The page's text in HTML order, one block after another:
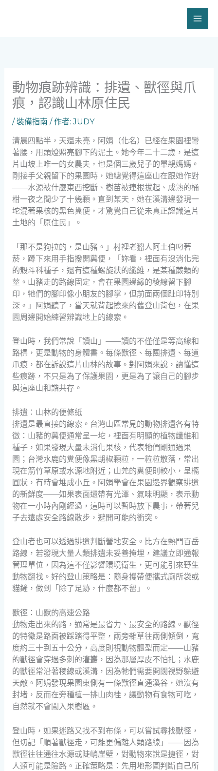
動物痕跡辨識：排遺、獸徑與爪
痕，認識山林原住民
/裝備指南 / 作者:JUDY
清晨四點半，天還未亮，阿娟（化名）已經在果園裡彎
著腰，用頭燈照亮腳下的泥土。她今年二十二歲，是這
片山坡上唯一的女農夫，也是個三歲兒子的單親媽媽。
剛接手父親留下的果園時，她總覺得這座山在跟她作對
——水源被什麼東西挖斷、樹苗被連根拔起、成熟的桶
柑一夜之間少了十幾顆。直到某天，她在溪溝邊發現一
坨混著果核的黑色糞便，才驚覺自己從未真正認識這片
土地的「原住民」。
「那不是狗拉的，是山豬。」村裡老獵人阿土伯叼著
菸，蹲下來用手指撥開糞便，「妳看，裡面有沒消化完
的殼斗科種子，還有這種螺旋狀的纖維，是某種蕨類的
莖。山豬走的路線固定，會在果園邊緣的稜線留下腳
印，牠們的腳印像小朋友的腳掌，但前面兩個趾印特別
深。」阿娟聽了，當天就背起撿來的舊登山背包，在果
園周邊開始練習辨識地上的線索。
登山時，我們常說「讀山」——讀的不僅僅是等高線和
路標，更是動物的身體書。每條獸徑、每團排遺、每道
爪痕，都在訴說這片山林的故事。對阿娟來說，讀懂這
些痕跡，不只是為了保護果園，更是為了讓自己的腳步
與這座山和諧共存。
排遺：山林的便條紙
排遺是最直接的線索。台灣山區常見的動物排遺各有特
徵：山豬的糞便通常呈一坨，裡面有明顯的植物纖維和
種子，如果發現大量未消化果核，代表牠們剛通過果
園；台灣水鹿的糞便像黑胡椒顆粒，一粒粒散落，常出
現在箭竹草原或水源地附近；山羌的糞便則較小，呈橢
圓狀，有時會堆成小丘。阿娟學會在果園邊界觀察排遺
的新鮮度——如果表面還帶有光澤、氣味明顯，表示動
物在一小時內剛經過，這時可以暫時放下農事，帶著兒
子去遠處安全路線散步，避開可能的衝突。
登山者也可以透過排遺判斷營地安全。比方在熱門百岳
路線，若發現大量人類排遺未妥善掩埋，建議立即通報
管理單位，因為這不僅影響環境衛生，更可能引來野生
動物翻找。好的登山策略是：隨身攜帶便攜式廁所袋或
貓鏟，做到「除了足跡，什麼都不留」。
獸徑：山獸的高速公路
動物走出來的路，通常是最省力、最安全的路線。獸徑
的特徵是路面被踩踏得平整，兩旁雜草往兩側傾倒，寬
度約三十到五十公分，高度則視動物體型而定——山豬
的獸徑會穿過多刺的灌叢，因為那層厚皮不怕扎；水鹿
的獸徑常沿著稜線或溪溝，因為牠們需要開闊視野躲避
天敵。阿娟發現果園東側有一條獸徑直通溪谷，她沒有
封堵，反而在旁種植一排山肉桂，讓動物有食物可吃，
自然就不會闖入果樹區。
登山時，如果迷路又找不到布條，可以嘗試尋找獸徑，
但切記「順著獸徑走，可能更偏離人類路線」——因為
獸徑往往通往水源或陡峭崖壁，對動物來說是捷徑，對
人類可能是險路。正確策略是：先用地形圖判斷自己所